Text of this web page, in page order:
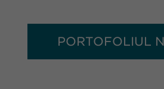
PORTOFOLIUL